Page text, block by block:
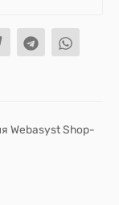
Webasyst Shop-